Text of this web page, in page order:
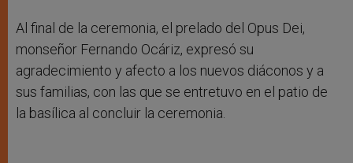
Al final de la ceremonia, el prelado del Opus Dei,
monseñor Fernando Ocáriz, expresó su
agradecimiento y afecto a los nuevos diáconos y a
sus familias, con las que se entretuvo en el patio de
la basílica al concluir la ceremonia.